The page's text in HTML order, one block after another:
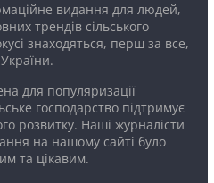
видання для людей,
трендів сільського
знаходяться, перш за все,
для популяризації
господарство підтримує
розвитку. Наші журналісти
на нашому сайті було
та цікавим.